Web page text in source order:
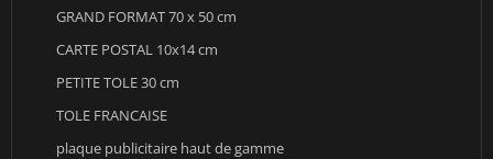
GRAND FORMAT 70 x 50 cm
CARTE POSTAL 10x14 cm
PETITE TOLE 30 cm
TOLE FRANCAISE
plaque publicitaire haut de gamme